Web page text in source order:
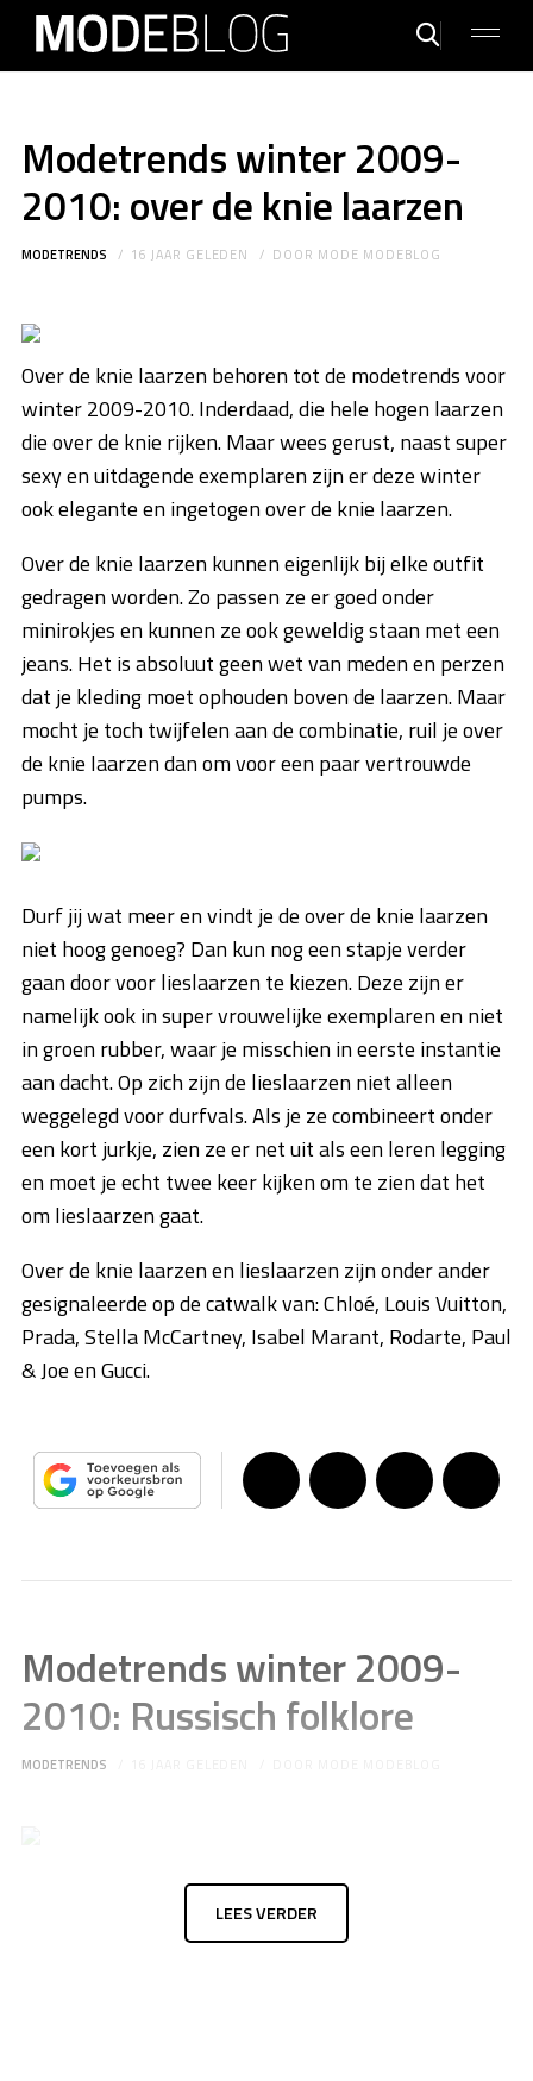
Modetrends winter 2009-
2010: over de knie laarzen
MODETRENDS 16 JAAR GELEDEN DOOR MODE MODEBLOG
Over de knie laarzen behoren tot de modetrends voor
winter 2009-2010. Inderdaad, die hele hogen laarzen
die over de knie rijken. Maar wees gerust, naast super
sexy en uitdagende exemplaren zijn er deze winter
ook elegante en ingetogen over de knie laarzen.
Over de knie laarzen kunnen eigenlijk bij elke outfit
gedragen worden. Zo passen ze er goed onder
minirokjes en kunnen ze ook geweldig staan met een
jeans. Het is absoluut geen wet van meden en perzen
dat je kleding moet ophouden boven de laarzen. Maar
mocht je toch twijfelen aan de combinatie, ruil je over
de knie laarzen dan om voor een paar vertrouwde
pumps.
Durf jij wat meer en vindt je de over de knie laarzen
niet hoog genoeg? Dan kun nog een stapje verder
gaan door voor lieslaarzen te kiezen. Deze zijn er
namelijk ook in super vrouwelijke exemplaren en niet
in groen rubber, waar je misschien in eerste instantie
aan dacht. Op zich zijn de lieslaarzen niet alleen
weggelegd voor durfvals. Als je ze combineert onder
een kort jurkje, zien ze er net uit als een leren legging
en moet je echt twee keer kijken om te zien dat het
om lieslaarzen gaat.
Over de knie laarzen en lieslaarzen zijn onder ander
gesignaleerde op de catwalk van: Chloé, Louis Vuitton,
Prada, Stella McCartney, Isabel Marant, Rodarte, Paul
& Joe en Gucci.
Modetrends winter 2009-
2010: Russisch folklore
MODETRENDS
LEES VERDER